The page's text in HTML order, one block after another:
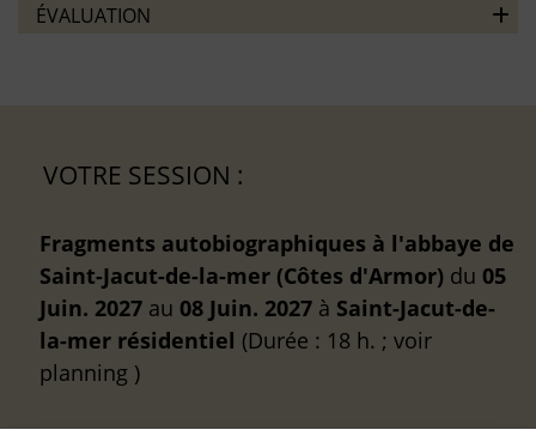
ÉVALUATION
VOTRE SESSION :
Fragments autobiographiques à l'abbaye de
Saint-Jacut-de-la-mer (Côtes d'Armor) du 05
Juin. 2027 au 08 Juin. 2027 à Saint-Jacut-de-
la-mer résidentiel (Durée : 18 h. ; voir
planning )